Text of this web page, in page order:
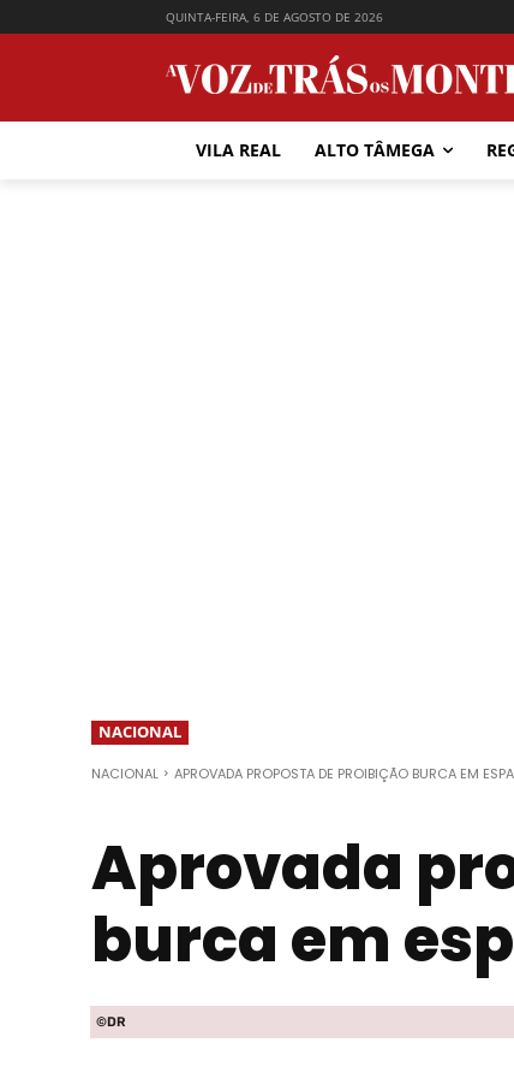
QUINTA-FEIRA, 6 DE AGOSTO DE 2026
VILA REAL ALTO TÂMEGA
NACIONAL
NACIONAL APROVADA PROPOSTA DE PROIBIÇÃO BURCA EM
Aprovada
burca em
©DR